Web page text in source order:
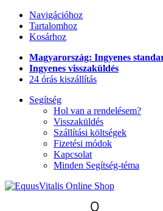
Navigációhoz
Tartalomhoz
Kosárhoz
Magyarország: Ingyenes
Ingyenes visszaküldés
24 órás kiszállítás
Segítség
Hol van a rendelésem?
Visszaküldés
Szállítási költségek
Fizetési módok
Kapcsolat
Minden Segítség-téma